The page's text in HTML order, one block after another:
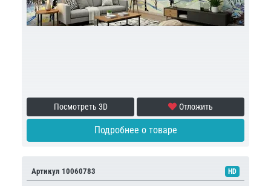
Посмотреть 3D Отложить
Подробнее о товаре
Артикул 10060783 HD